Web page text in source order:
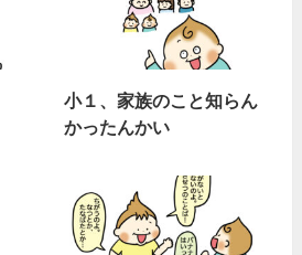
小１、家族のこと知らん
かったんかい